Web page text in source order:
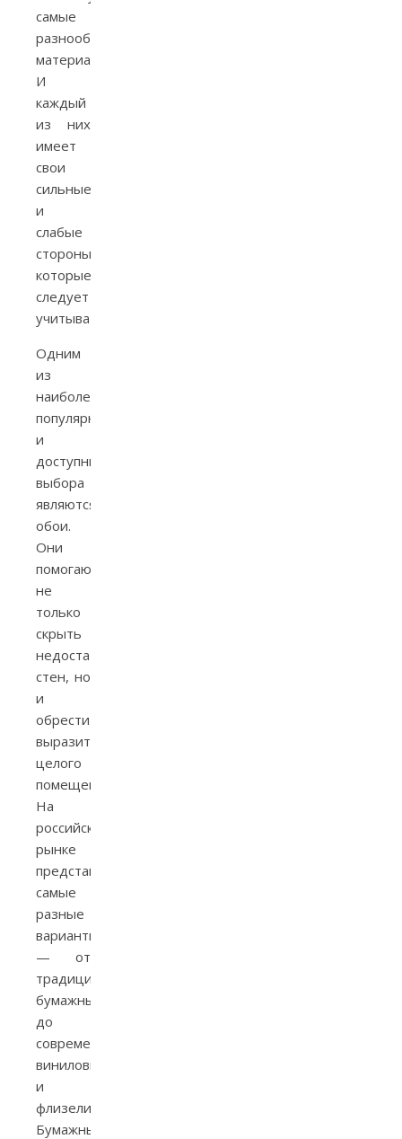
самые
разнообразные
материалы.
И
каждый
из них
имеет
свои
сильные
и
слабые
стороны,
которые
следует
учитывать.
Одним
из
наиболее
популярных
и
доступных
выбора
являются
обои.
Они
помогают
не
только
скрыть
недостатки
стен, но
и
обрести
выразительность
целого
помещения.
На
российском
рынке
представлены
самые
разные
варианты
— от
традиционных
бумажных
до
современных
виниловых
и
флизелиновых.
Бумажные